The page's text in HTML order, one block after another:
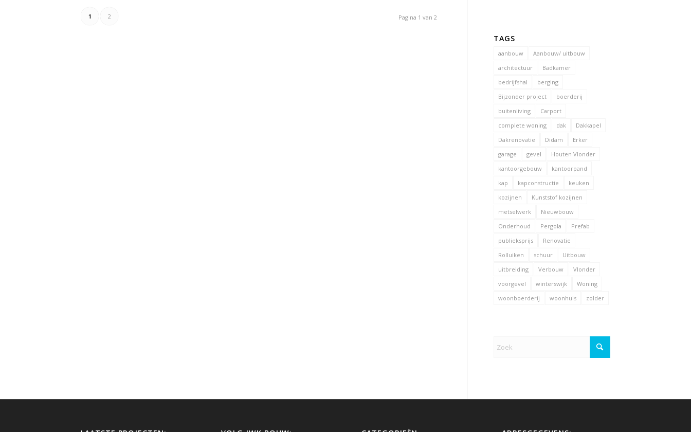
Pagina 1 van 2
1 2
TAGS
aanbouw
Aanbouw/ uitbouw
architectuur
Badkamer
bedrijfshal
berging
Bijzonder project
boerderij
buitenliving
Carport
complete woning
dak
Dakkapel
Dakrenovatie
Didam
Erker
garage
gevel
Houten Vlonder
kantoorgebouw
kantoorpand
kap
kapconstructie
keuken
kozijnen
Kunststof kozijnen
metselwerk
Nieuwbouw
Onderhoud
Pergola
Prefab
publieksprijs
Renovatie
Rolluiken
schuur
Uitbouw
uitbreiding
Verbouw
Vlonder
voorgevel
winterswijk
Woning
woonboerderij
woonhuis zolder